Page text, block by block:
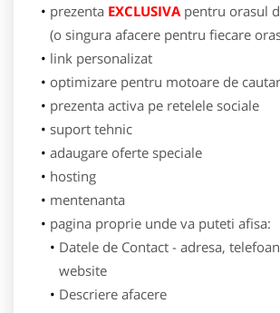
prezenta EXCLUSIVApentru orasul
(o singura afacere pentru fiecare
link personalizat
optimizare pentru motoare de
prezenta activa pe retelele sociale
suport tehnic
adaugare oferte speciale
hosting
mentenanta
pagina proprie unde va puteti afisa:
Datele de Contact - adresa,
website
Descriere afacere